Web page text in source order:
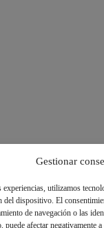
Gestionar
experiencias, utilizamos
del dispositivo. El
de navegación o las
puede afectar negativamente